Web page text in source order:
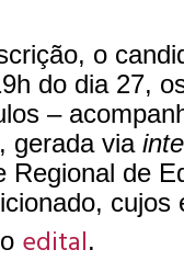
o
do dia 27,
–
gerada via
Regional de
cujos
edital.